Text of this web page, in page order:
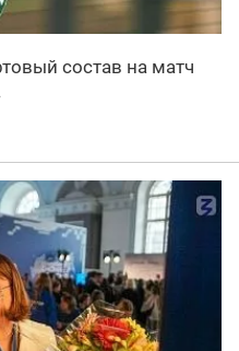
состав на матч